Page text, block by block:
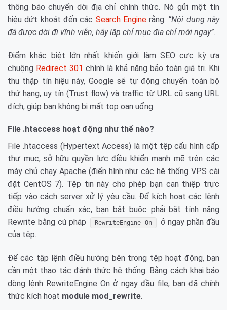
thông báo chuyển dời địa chỉ chính thức. Nó gửi một tín
hiệu dứt khoát đến các Search Enginerằng: “Nội dung này
đã được dời đi vĩnh viễn, hãy lập chỉ mục địa chỉ mới ngay”.
Điểm khác biệt lớn nhất khiến giới làm SEO cực kỳ ưa
chuộng Redirect 301 chính là khả năng bảo toàn giá trị. Khi
thu thập tín hiệu này, Google sẽ tự động chuyển toàn bộ
thứ hạng, uy tín (Trust flow) và traffic từ URL cũ sang URL
đích, giúp bạn không bị mất top oan uổng.
File .htaccess hoạt động như thế nào?
File .htaccess (Hypertext Access) là một tệp cấu hình cấp
thư mục, sở hữu quyền lực điều khiển mạnh mẽ trên các
máy chủ chạy Apache (điển hình như các hệ thống VPS cài
đặt CentOS 7). Tệp tin này cho phép bạn can thiệp trực
tiếp vào cách server xử lý yêu cầu. Để kích hoạt các lệnh
điều hướng chuẩn xác, bạn bắt buộc phải bật tính năng
Rewrite bằng cú pháp
RewriteEngine On
ở ngay phần đầu
của tệp.
Để các tập lệnh điều hướng bên trong tệp hoạt động, bạn
cần một thao tác đánh thức hệ thống. Bằng cách khai báo
dòng lệnh RewriteEngine On ở ngay đầu file, bạn đã chính
thức kích hoạt module mod_rewrite.